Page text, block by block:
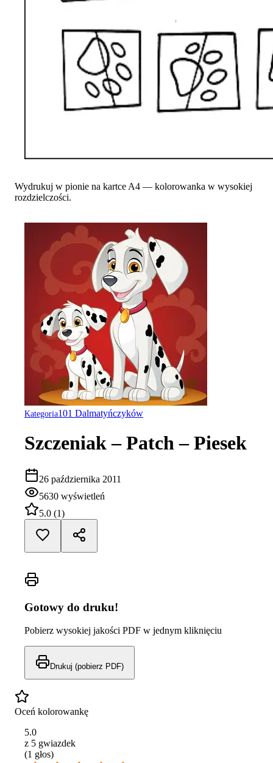
Wydrukuj w pionie na kartce A4 — kolorowanka w wysokiej
rozdzielczości.
Kategoria101 Dalmatyńczyków
Szczeniak – Patch – Piesek
26 października 2011
5630 wyświetleń
5.0 (1)
Gotowy do druku!
Pobierz wysokiej jakości PDF w jednym kliknięciu
Drukuj (pobierz PDF)
Oceń kolorowankę
5.0
z 5 gwiazdek
(1 głos)